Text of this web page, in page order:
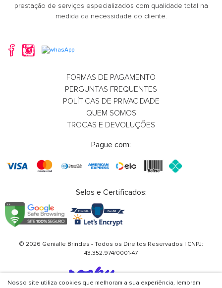
prestação de serviços especializados com qualidade total na
medida da necessidade do cliente.
FORMAS DE PAGAMENTO
PERGUNTAS FREQUENTES
POLÍTICAS DE PRIVACIDADE
QUEM SOMOS
TROCAS E DEVOLUÇÕES
Pague com:
Selos e Certificados:
© 2026 Genialle Brindes - Todos os Direitos Reservados | CNPJ:
43.352.974/0001-47
Nosso site utiliza cookies que melhoram a sua experiência, lembram